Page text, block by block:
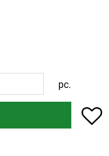
pc.